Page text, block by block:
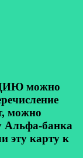
можно
можно
Альфа-банка
эту карту к